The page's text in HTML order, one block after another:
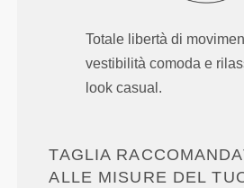
Totale libertà di
vestibilità comoda e
look casual.
TAGLIA
ALLE MISURE DEL